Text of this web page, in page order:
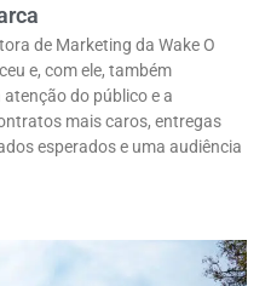
de Marketing da Wake O
e, com ele, também
do público e a
mais caros, entregas
esperados e uma audiência